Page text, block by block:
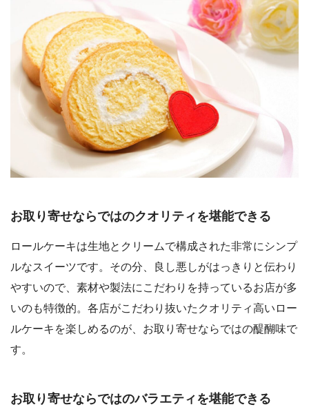
お取り寄せならではのクオリティを堪能できる
ロールケーキは生地とクリームで構成された非常にシンプ
ルなスイーツです。その分、良し悪しがはっきりと伝わり
やすいので、素材や製法にこだわりを持っているお店が多
いのも特徴的。各店がこだわり抜いたクオリティ高いロー
ルケーキを楽しめるのが、お取り寄せならではの醍醐味で
す。
お取り寄せならではのバラエティを堪能できる